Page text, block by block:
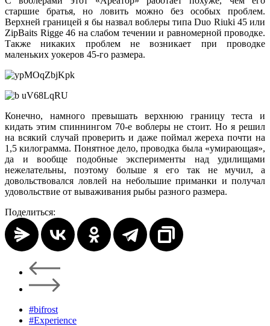
старшие братья, но ловить можно без особых проблем.
Верхней границей я бы назвал воблеры типа Duo Riuki 45 или
ZipBaits Rigge 46 на слабом течении и равномерной проводке.
Также никаких проблем не возникает при проводке
маленьких уокеров 45-го размера.
Конечно, намного превышать верхнюю границу теста и
кидать этим спиннингом 70-е воблеры не стоит. Но я решил
на всякий случай проверить и даже поймал жереха почти на
1,5 килограмма. Понятное дело, проводка была «умирающая»,
да и вообще подобные эксперименты над удилищами
нежелательны, поэтому больше я его так не мучил, а
довольствовался ловлей на небольшие приманки и получал
удовольствие от вываживания рыбы разного размера.
Поделиться:
#bifrost
#Experience